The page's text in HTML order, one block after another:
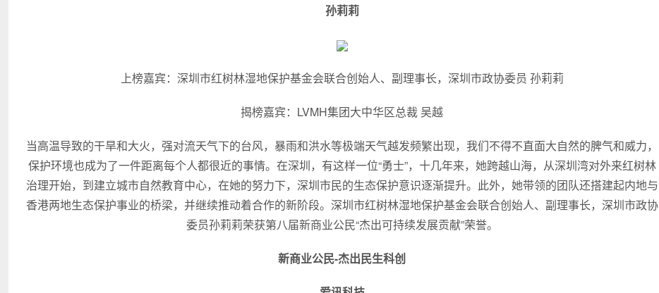
孙莉莉
上榜嘉宾：深圳市红树林湿地保护基金会联合创始人、副理事长，深圳市政协委员 孙莉莉
揭榜嘉宾：LVMH集团大中华区总裁 吴越
当高温导致的干旱和大火，强对流天气下的台风，暴雨和洪水等极端天气越发频繁出现，我们不得不直面大自然的脾气和威力，
保护环境也成为了一件距离每个人都很近的事情。在深圳，有这样一位“勇士”，十几年来，她跨越山海，从深圳湾对外来红树林
治理开始，到建立城市自然教育中心，在她的努力下，深圳市民的生态保护意识逐渐提升。此外，她带领的团队还搭建起内地与
香港两地生态保护事业的桥梁，并继续推动着合作的新阶段。深圳市红树林湿地保护基金会联合创始人、副理事长，深圳市政协
委员孙莉莉荣获第八届新商业公民“杰出可持续发展贡献”荣誉。
新商业公民-杰出民生科创